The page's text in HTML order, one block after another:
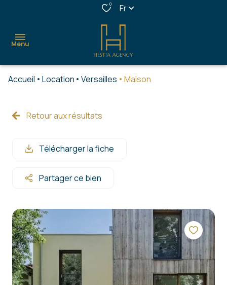
0 Fr
Menu
acheter
estimer
services
nous
contacter
Accueil Location Versailles Maison
Retour aux résultats
Télécharger la fiche
Partager ce bien